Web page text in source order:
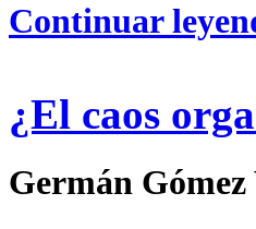
Continuar
¿El caos
Germán Gómez